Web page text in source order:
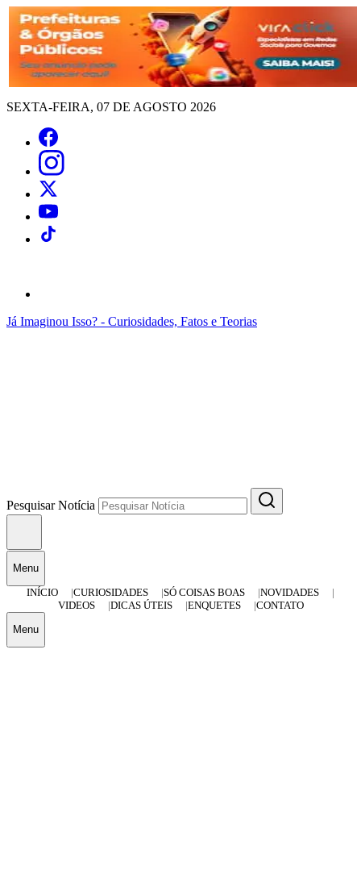
SEXTA-FEIRA, 07 DE AGOSTO 2026
Já Imaginou Isso? - Curiosidades, Fatos e Teorias
Pesquisar Notícia
Menu
INÍCIO
CURIOSIDADES SÓ COISAS BOAS
NOVIDADES
VIDEOS
DICAS ÚTEIS ENQUETES CONTATO
Menu